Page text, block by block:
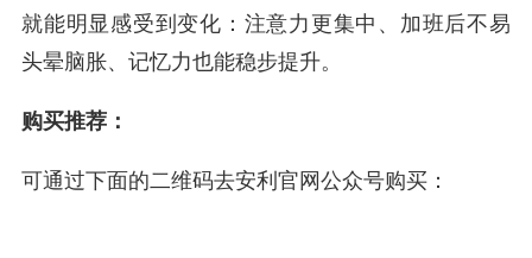
就能明显感受到变化：注意力更集中、加班后不易
头晕脑胀、记忆力也能稳步提升。
购买推荐：
可通过下面的二维码去安利官网公众号购买：